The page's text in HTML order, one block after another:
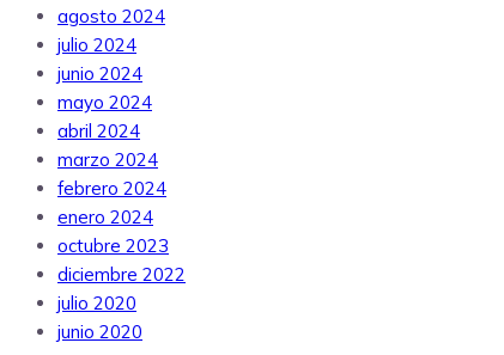
agosto 2024
julio 2024
junio 2024
mayo 2024
abril 2024
marzo 2024
febrero 2024
enero 2024
octubre 2023
diciembre 2022
julio 2020
junio 2020